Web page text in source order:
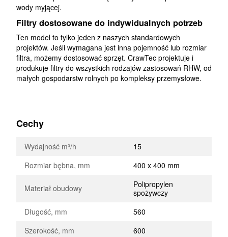
wody myjącej.
Filtry dostosowane do indywidualnych potrzeb
Ten model to tylko jeden z naszych standardowych
projektów. Jeśli wymagana jest inna pojemność lub rozmiar
filtra, możemy dostosować sprzęt. CrawTec projektuje i
produkuje filtry do wszystkich rodzajów zastosowań RHW, od
małych gospodarstw rolnych po kompleksy przemysłowe.
Cechy
Wydajność m³/h
15
Rozmiar bębna, mm
400 x 400 mm
Materiał obudowy
Polipropylen
spożywczy
Długość, mm
560
Szerokość, mm
600